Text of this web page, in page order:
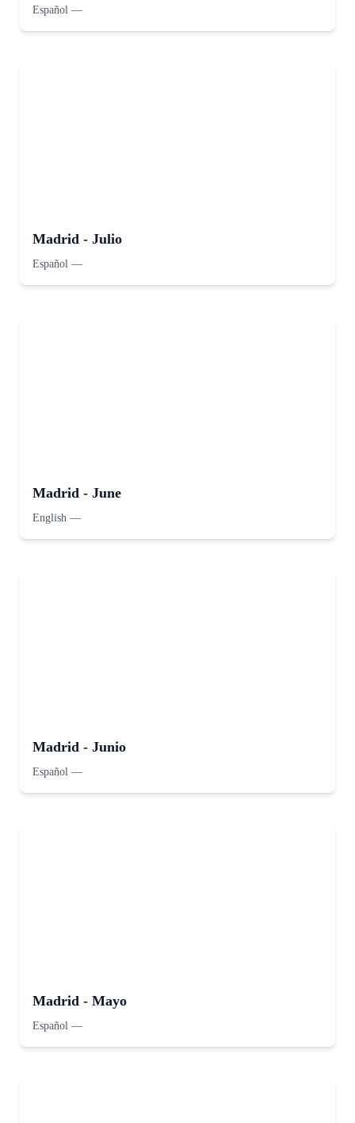
Español —
Madrid - Julio
Español —
Madrid - June
English —
Madrid - Junio
Español —
Madrid - Mayo
Español —